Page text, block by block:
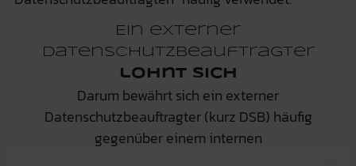
Ein externer
Datenschutzbeauftragter
lohnt sich
Darum bewährt sich ein externer
Datenschutzbeauftragter (kurz DSB) häufig
gegenüber einem internen